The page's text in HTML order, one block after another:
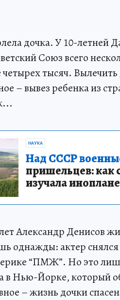
дочка. У 10-летней
Союз всего
тысяч.
– вывез ребенка из
НАУКА
Над СССР
пришельцев: как
изучала
Александр Денисов
однажды: актер
“ПМЖ”. Но это
в Нью-Йорке, который
– жизнь дочки